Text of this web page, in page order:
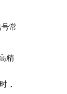
常
精
，